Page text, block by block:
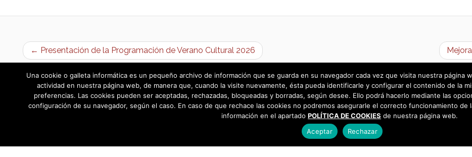
← Presentación de la Programación de Verano Cultural 2026
Una cookie o galleta informática es un pequeño archivo de información que se guarda en su navegador cada vez que visita nuestra página
actividad en nuestra página web, de manera que, cuando la visite nuevamente, ésta pueda identificarle y configurar el contenido de la
preferencias. Las cookies pueden ser aceptadas, rechazadas, bloqueadas y borradas, según desee. Ello podrá hacerlo mediante las
configuración de su navegador, según el caso. En caso de que rechace las cookies no podremos asegurarle el correcto funcionamiento
información en el apartado POLÍTICA DE COOKIES de nuestra página web.
Aceptar
Rechazar